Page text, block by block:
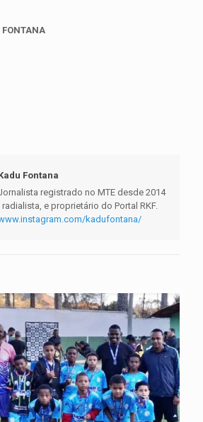
FONTANA
Fontana
registrado no MTE desde 2014
radialista, e proprietário do Portal RKF.
kadufontana/